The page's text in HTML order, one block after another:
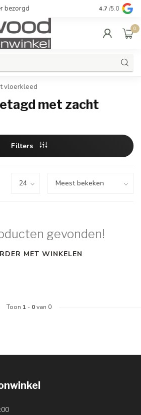
bezorgd Kwaliteit &
4.7 /5.0
0
vloerkleed
met zacht
Filters
gevonden!
MET WINKELEN
Toon 1 - 0van 0